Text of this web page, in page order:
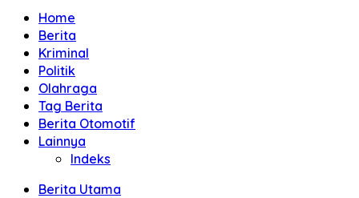
Home
Berita
Kriminal
Politik
Olahraga
Tag Berita
Berita Otomotif
Lainnya
Indeks
Berita Utama